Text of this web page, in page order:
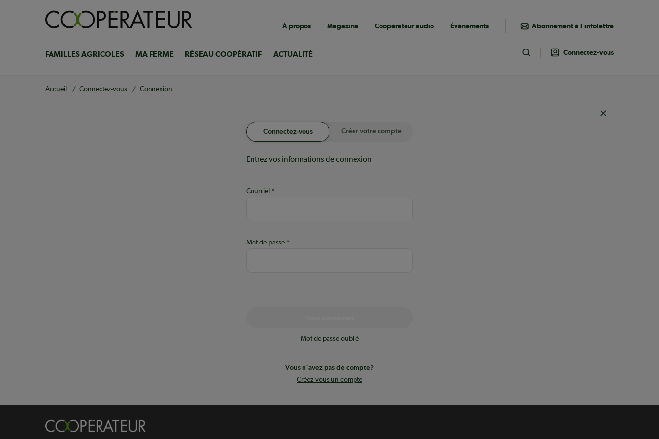
Navigation
utilitaire
À propos Magazine Coopérateur audio Évènements Abonnement à l’infolettre
Navigation
principale
FAMILLES AGRICOLES MA FERME RÉSEAU COOPÉRATIF ACTUALITÉ Toggle Search
Connectez-vous
Fil
Accueil Connectez-vous Connexion
Connectez-vous Créer votre compte
Entrez vos informations de connexion
Courriel
Mot de passe
Mot de passe oublié
Vous n’avez pas de compte?
Créez-vous un compte